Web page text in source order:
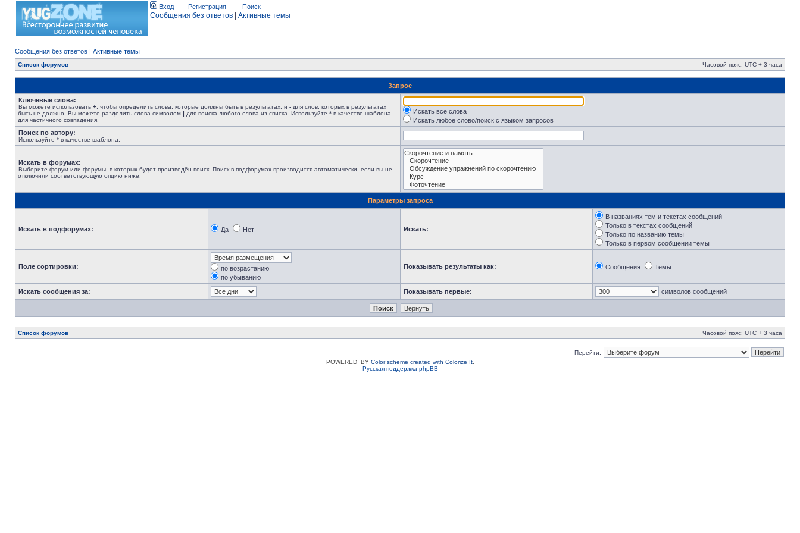
Вход Регистрация Поиск
Сообщения без ответов Активные темы
Сообщения без ответов | Активные темы
Список форумов Часовой пояс: UTC + 3 часа
Запрос
Ключевые слова:
Вы можете использовать + , чтобы определить слова, которые должны быть в результатах, и - для слов, которых в результатах
быть не должно. Вы можете разделить слова символом | для поиска любого слова из списка. Используйте * в качестве шаблона
для частичного совпадения.
Искать все слова
Искать любое слово/поиск с языком запросов
Поиск по автору:
Используйте * в качестве шаблона.
Искать в форумах:
Выберите форум или форумы, в которых будет произведён поиск. Поиск в подфорумах производится автоматически, если вы не
отключили соответствующую опцию ниже.
Параметры запроса
Искать в подфорумах: Да Нет Искать:
В названиях тем и текстах сообщений
Только в текстах сообщений
Только по названию темы
Только в первом сообщении темы
Поле сортировки:
по возрастанию
по убыванию
Показывать результаты как: Сообщения Темы
Искать сообщения за: Показывать первые: символов сообщений
Список форумов Часовой пояс: UTC + 3 часа
Перейти:
POWERED_BY Color scheme created with Colorize It.
Русская поддержка phpBB